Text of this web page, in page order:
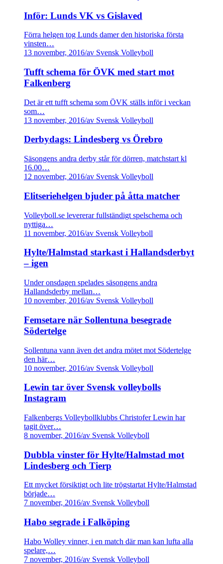
Inför: Lunds VK vs Gislaved
Förra helgen tog Lunds damer den historiska första
vinsten…
13 november, 2016/av Svensk Volleyboll
Tufft schema för ÖVK med start mot
Falkenberg
Det är ett tufft schema som ÖVK ställs inför i veckan
som…
13 november, 2016/av Svensk Volleyboll
Derbydags: Lindesberg vs Örebro
Säsongens andra derby står för dörren, matchstart kl
16.00…
12 november, 2016/av Svensk Volleyboll
Elitseriehelgen bjuder på åtta matcher
Volleyboll.se levererar fullständigt spelschema och
nyttiga…
11 november, 2016/av Svensk Volleyboll
Hylte/Halmstad starkast i Hallandsderbyt
– igen
Under onsdagen spelades säsongens andra
Hallandsderby mellan…
10 november, 2016/av Svensk Volleyboll
Femsetare när Sollentuna besegrade
Södertelge
Sollentuna vann även det andra mötet mot Södertelge
den här…
10 november, 2016/av Svensk Volleyboll
Lewin tar över Svensk volleybolls
Instagram
Falkenbergs Volleybollklubbs Christofer Lewin har
tagit över…
8 november, 2016/av Svensk Volleyboll
Dubbla vinster för Hylte/Halmstad mot
Lindesberg och Tierp
Ett mycket försiktigt och lite trögstartat Hylte/Halmstad
började…
7 november, 2016/av Svensk Volleyboll
Habo segrade i Falköping
Habo Wolley vinner, i en match där man kan lufta alla
spelare,…
7 november, 2016/av Svensk Volleyboll